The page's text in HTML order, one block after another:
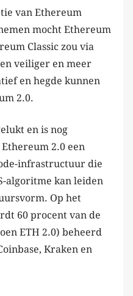
van Ethereum
mocht Ethereum
Classic zou via
veiliger en meer
en hegde kunnen
2.0.
en is nog
2.0 een
infrastructuur die
algoritme kan leiden
Op het
60 procent van de
ETH 2.0) beheerd
Kraken en